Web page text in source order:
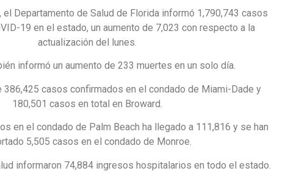
Departamento de Salud de Florida informó 1,790,743 casos
19 en el estado, un aumento de 7,023 con respecto a la
actualización del lunes.
informó un aumento de 233 muertes en un solo día.
386,425 casos confirmados en el condado de Miami-Dade y
180,501 casos en total en Broward.
en el condado de Palm Beach ha llegado a 111,816 y se han
5,505 casos en el condado de Monroe.
informaron 74,884 ingresos hospitalarios en todo el estado.